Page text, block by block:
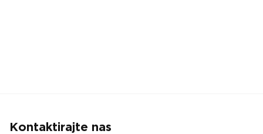
Kontaktirajte nas